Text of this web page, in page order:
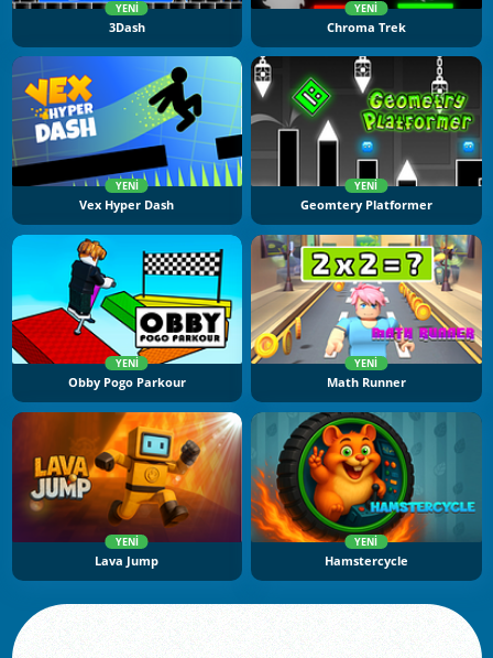
YENI
3Dash
YENI
Chroma Trek
YENI
Vex Hyper Dash
YENI
Geomtery Platformer
YENI
Obby Pogo Parkour
YENI
Math Runner
YENI
Lava Jump
YENI
Hamstercycle